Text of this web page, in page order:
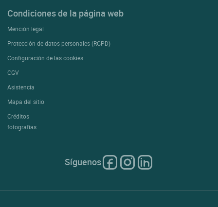
Condiciones de la página web
Mención legal
Protección de datos personales (RGPD)
Configuración de las cookies
CGV
Asistencia
Mapa del sitio
Créditos
fotografías
Síguenos